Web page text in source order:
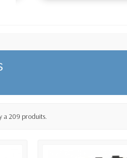
a 209 produits.